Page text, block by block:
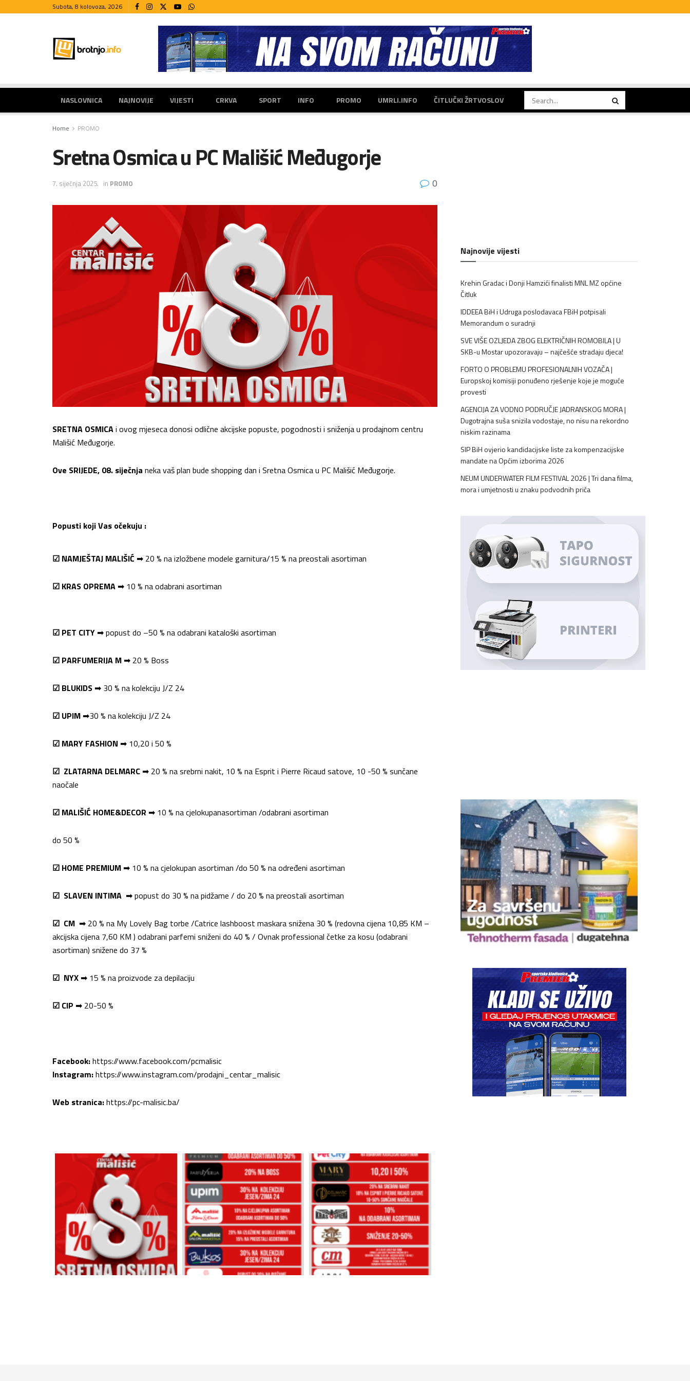
Subota, 8 kolovoza, 2026
NASLOVNICA NAJNOVIJE VIJESTI CRKVA SPORT INFO PROMO UMRLI.INFO ČITLUČKI ŽRTVOSLOV
Home PROMO
Sretna Osmica u PC Mališić Međugorje
7. siječnja 2025. in PROMO 0
SRETNA OSMICAi ovog mjeseca donosi odlične akcijske popuste, pogodnosti i sniženja u prodajnom centru
Mališić Međugorje.
Ove SRIJEDE, 08. siječnja neka vaš plan bude shoppingdan i Sretna Osmica u PC Mališić Međugorje.
Popusti koji Vas očekuju :
☑ NAMJEŠTAJ MALIŠIĆ ➡ 20 % naizložbene modele garnitura/15 % napreostali asortiman
☑ KRAS OPREMA ➡ 10 % naodabrani asortiman
☑ PET CITY ➡popust do –50 % na odabrani kataloški asortiman
☑ PARFUMERIJA M ➡ 20 % Boss
☑ BLUKIDS ➡ 30 % nakolekciju J/Z 24
☑ UPIM ➡30 % nakolekciju J/Z 24
☑ MARY FASHION ➡ 10,20 i 50 %
☑ ZLATARNA DELMARC ➡ 20 % nasrebrni nakit, 10 % na Esprit i Pierre Ricaud satove, 10 -50 % sunčane
naočale
☑ MALIŠIĆ HOME&DECOR ➡ 10 % nacjelokupanasortiman /odabrani asortiman
do 50 %
☑ HOME PREMIUM ➡ 10 % nacjelokupan asortiman /do 50 % na određeni asortiman
☑ SLAVEN INTIMA ➡popust do 30 % na pidžame / do 20 % napreostali asortiman
☑ CM ➡ 20 % na My Lovely Bag torbe /Catrice lashboost maskara snižena 30 % (redovna cijena 10,85 KM –
akcijska cijena 7,60 KM ) odabrani parfemi sniženi do 40 % / Ovnakprofessional četke za kosu (odabrani
asortiman) snižene do 37 %
☑ NYX ➡ 15 % naproizvode zadepilaciju
☑ CIP ➡ 20-50 %
Facebook:https://www.facebook.com/pcmalisic
Instagram:https://www.instagram.com/prodajni_centar_malisic
Web stranica:https://pc-malisic.ba/
Najnovije vijesti
Krehin Gradac i Donji Hamzići finalisti MNL MZ općine
Čitluk
IDDEEA BiH i Udruga poslodavaca FBiH potpisali
Memorandum o suradnji
SVE VIŠE OZLJEDA ZBOG ELEKTRIČNIH ROMOBILA | U
SKB-u Mostar upozoravaju – najčešće stradaju djeca!
FORTO O PROBLEMU PROFESIONALNIH VOZAČA |
Europskoj komisiji ponuđeno rješenje koje je moguće
provesti
AGENCIJA ZA VODNO PODRUČJE JADRANSKOG MORA |
Dugotrajna suša snizila vodostaje, no nisu na rekordno
niskim razinama
SIP BiH ovjerio kandidacijske liste za kompenzacijske
mandate na Općim izborima 2026
NEUM UNDERWATER FILM FESTIVAL 2026 | Tri dana filma,
mora i umjetnosti u znaku podvodnih priča